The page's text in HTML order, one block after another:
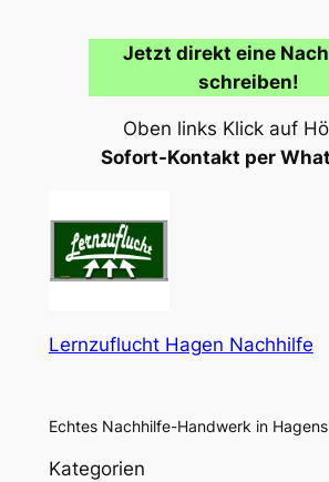
Jetzt direkt eine
schreiben!
Oben links Klick auf
Sofort-Kontakt per
Lernzuflucht Hagen Nachhilfe
Echtes Nachhilfe-Handwerk in
Kategorien